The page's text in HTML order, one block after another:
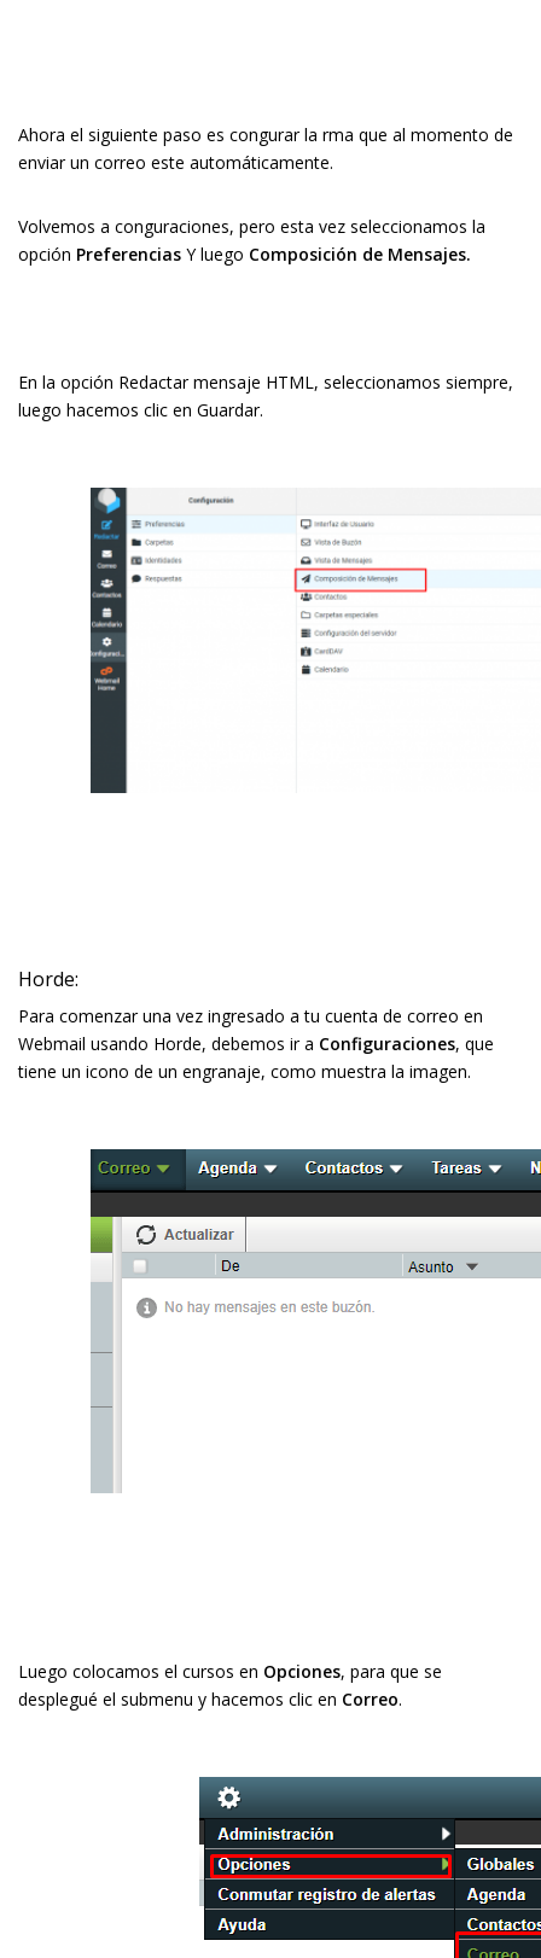
Ahora el siguiente paso es configurar la firma que al momento de
enviar un correo este automáticamente.
Volvemos a configuraciones, pero esta vez seleccionamos la
opción Preferencias Y luego Composición de Mensajes.
En la opción Redactar mensaje HTML, seleccionamos siempre,
luego hacemos clic en Guardar.
Horde:
Para comenzar una vez ingresado a tu cuenta de correo en
Webmail usando Horde, debemos ir a Configuraciones, que
tiene un icono de un engranaje, como muestra la imagen.
Luego colocamos el cursos en Opciones, para que se
desplegué el submenu y hacemos clic en Correo.